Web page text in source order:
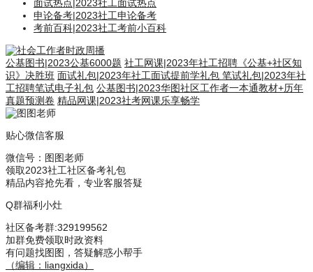
面试热点 2023社工面试热点
申论备考|2023社工申论备考
考前百科|2023社工考前小百科
公基图书|2023公基6000题 社工网课|2023年社工招聘《公基+社区知
识》决胜班 面试礼包|2023年社工面试提前学礼包 笔试礼包|2023年社
工招聘笔试电子礼包 公基图书|2023华图社区工作者一本通教材+历年
真题预测卷 精品网课|2023社考网课乐享畅学
贴心微信客服
微信号： 图图老师
领取2023社工社区备考礼包
精品内容抢先看，专业客服答疑
Q群福利小灶
社区备考群:329199562
加群免费领取时政资料
有问题找图图，答疑解惑小帮手
（编辑：liangxida）